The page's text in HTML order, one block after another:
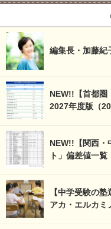
編集長・加藤紀
NEW!!【首都圏
2027年度版（
NEW!!【関西・
ト」偏差値一覧
【中学受験の
アカ・エルカミ